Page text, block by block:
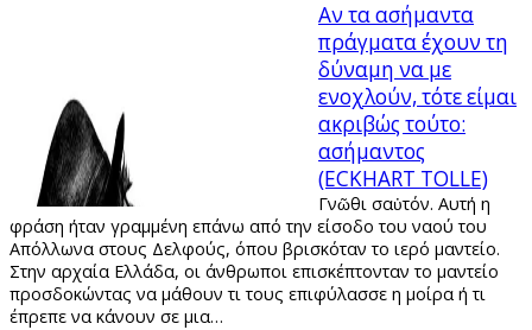
Αν τα ασήμαντα
πράγματα έχουν τη
δύναμη να με
ενοχλούν, τότε είμαι
ακριβώς τούτο:
ασήμαντος
(ECKHART TOLLE)
Γνῶθι σαὐτόν. Αυτή η
φράση ήταν γραμμένη επάνω από την είσοδο του ναού του
Απόλλωνα στους Δελφούς, όπου βρισκόταν το ιερό μαντείο.
Στην αρχαία Ελλάδα, οι άνθρωποι επισκέπτονταν το μαντείο
προσδοκώντας να μάθουν τι τους επιφύλασσε η μοίρα ή τι
έπρεπε να κάνουν σε μια…